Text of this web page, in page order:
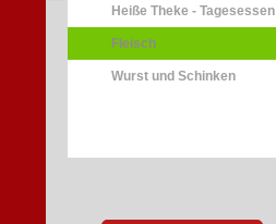
Heiße Theke - Tagesessen
Fleisch
Wurst und Schinken